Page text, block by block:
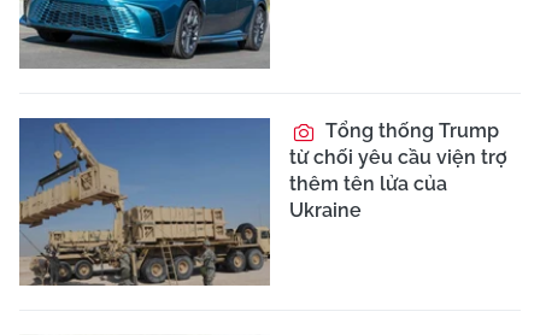
Tổng thống Trump
từ chối yêu cầu viện trợ
thêm tên lửa của
Ukraine